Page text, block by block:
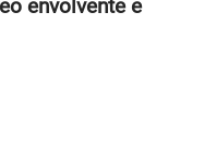
envolvente e